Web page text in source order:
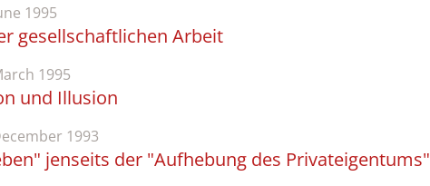
1995
gesellschaftlichen Arbeit
1995
und Illusion
1993
jenseits der "Aufhebung des Privateigentums"